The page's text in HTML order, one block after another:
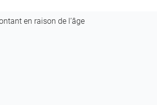
en raison de l’âge